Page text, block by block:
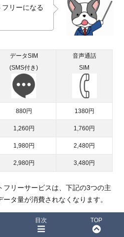
リーになる
データSIM
(SMS付き)
音声通話
SIM
880円 1380円
1,260円 1,760円
1,980円 2,480円
2,980円 3,480円
フリーサービスは、下記の3つの主
タ量が消費されなくなります。
目次 TOP